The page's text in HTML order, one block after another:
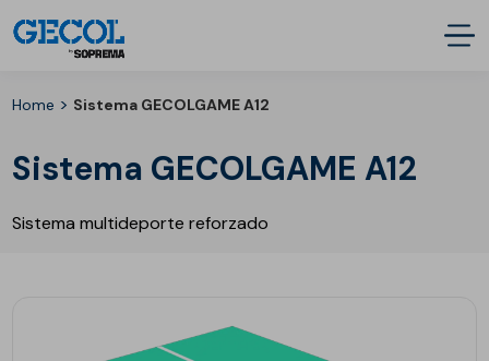
Home > Sistema GECOLGAME A12
Sistema GECOLGAME A12
Sistema multideporte reforzado